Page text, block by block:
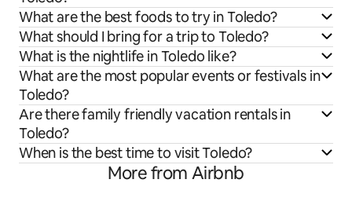
What are the best foods to try in Toledo?
What should I bring for a trip to Toledo?
What is the nightlife in Toledo like?
What are the most popular events or festivals in
Toledo?
Are there family friendly vacation rentals in
Toledo?
When is the best time to visit Toledo?
More from Airbnb